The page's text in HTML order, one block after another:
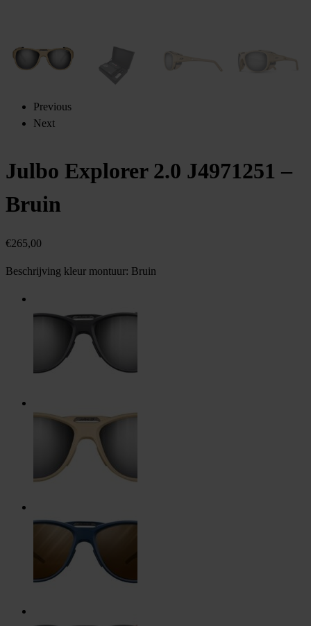
Previous
Next
Julbo Explorer 2.0 J4971251 –
Bruin
€265,00
Beschrijving kleur montuur: Bruin